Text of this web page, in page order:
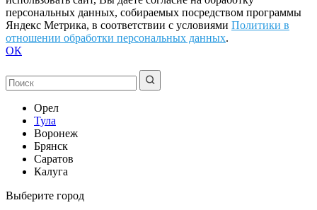
персональных данных, собираемых посредством программы
Яндекс Метрика, в соответствии с условиями Политики в
отношении обработки персональных данных.
ОК
Орел
Тула
Воронеж
Брянск
Саратов
Калуга
Выберите город